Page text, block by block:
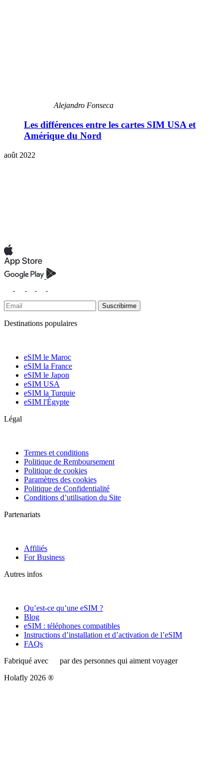
Alejandro Fonseca
Les différences entre les cartes SIM USA et
Amérique du Nord
août 2022
Suscribirme
Destinations populaires
eSIM le Maroc
eSIM la France
eSIM le Japon
eSIM USA
eSIM la Turquie
eSIM l'Égypte
Légal
Termes et conditions
Politique de Remboursement
Politique de cookies
Paramètres des cookies
Politique de Confidentialité
Conditions d’utilisation du Site
Partenariats
Affiliés
For Business
Autres infos
Qu’est-ce qu’une eSIM ?
Blog
eSIM : téléphones compatibles
Instructions d’installation et d’activation de l’eSIM
FAQs
Fabriqué avec
par des personnes qui aiment voyager
Holafly 2026 ®